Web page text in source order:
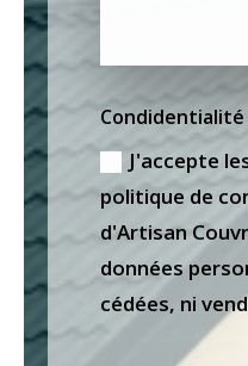
Condidentialité
J'accepte
politique de
d'Artisan
données
cédées, ni